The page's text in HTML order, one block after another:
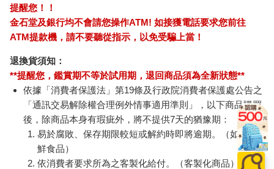
提醒您！！
金石堂及銀行均不會請您操作ATM! 如接獲電話要求您前往
ATM提款機，請不要聽從指示，以免受騙上當！
退換貨須知：
**提醒您，鑑賞期不等於試用期，退回商品須為全新狀態**
依據「消費者保護法」第19條及行政院消費者保護處公告之
「通訊交易解除權合理例外情事適用準則」，以下商品購買
後，除商品本身有瑕疵外，將不提供7天的猶豫期：
易於腐敗、保存期限較短或解約時即將逾期。（如：生
鮮食品）
依消費者要求所為之客製化給付。（客製化商品）